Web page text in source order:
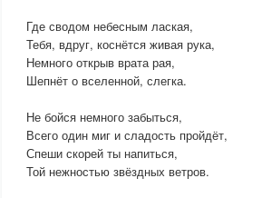
Где сводом небесным лаская,
Тебя, вдруг, коснётся живая рука,
Немного открыв врата рая,
Шепнёт о вселенной, слегка.
Не бойся немного забыться,
Всего один миг и сладость пройдёт,
Спеши скорей ты напиться,
Той нежностью звёздных ветров.